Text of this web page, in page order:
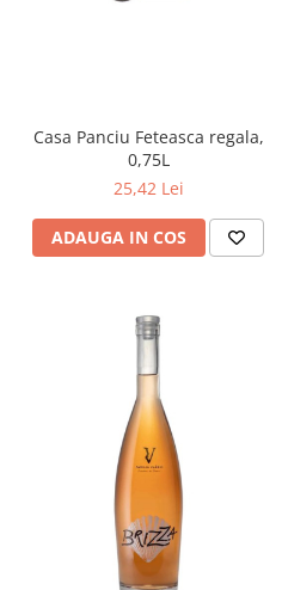
Casa Panciu Feteasca regala,
0,75L
25,42 Lei
ADAUGA IN COS